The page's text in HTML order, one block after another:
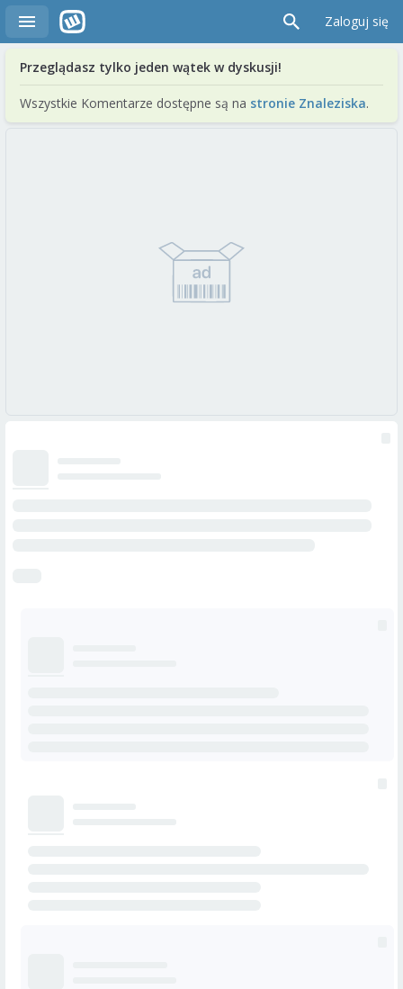
Zaloguj się
Przeglądasz tylko jeden wątek w dyskusji!
Wszystkie Komentarze dostępne są na stronie Znaleziska.